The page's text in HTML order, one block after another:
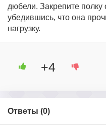
дюбели. Закрепите
убедившись, что она
нагрузку.
+4
Ответы (0)